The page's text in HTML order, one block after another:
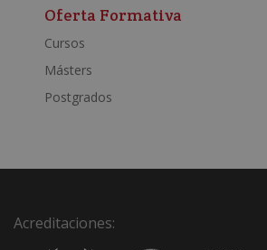
t
r
n
a
Oferta Formativa
Cursos
Másters
Postgrados
Acreditaciones: